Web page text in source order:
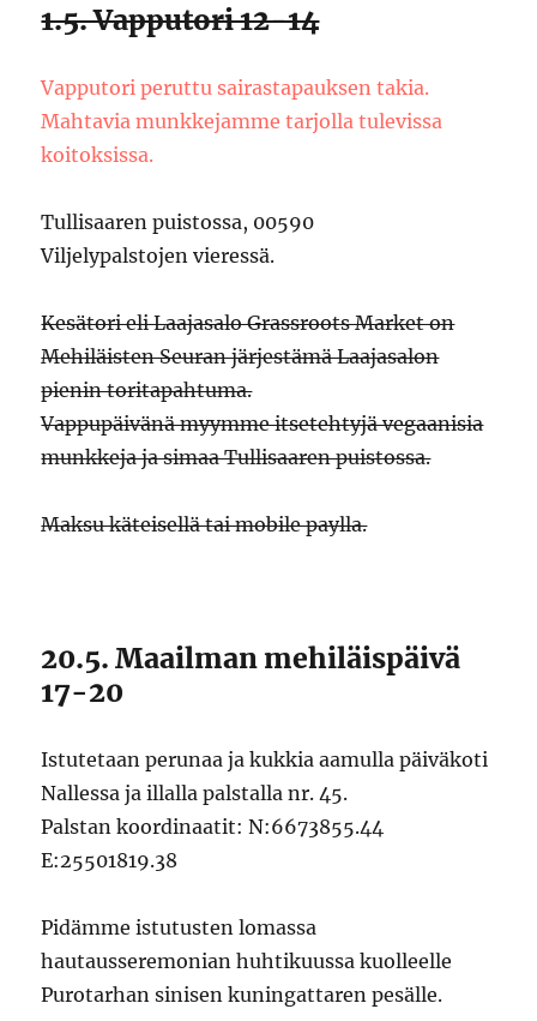
1.5. Vapputori 12-14
Vapputori peruttu sairastapauksen takia.
Mahtavia munkkejamme tarjolla tulevissa
koitoksissa.
Tullisaaren puistossa, 00590
Viljelypalstojen vieressä.
Kesätori eli Laajasalo Grassroots Market on
Mehiläisten Seuran järjestämä Laajasalon
pienin toritapahtuma.
Vappupäivänä myymme itsetehtyjä vegaanisia
munkkeja ja simaa Tullisaaren puistossa.
Maksu käteisellä tai mobile paylla.
20.5. Maailman mehiläispäivä
17-20
Istutetaan perunaa ja kukkia aamulla päiväkoti
Nallessa ja illalla palstalla nr. 45.
Palstan koordinaatit: N:6673855.44
E:25501819.38
Pidämme istutusten lomassa
hautausseremonian huhtikuussa kuolleelle
Purotarhan sinisen kuningattaren pesälle.